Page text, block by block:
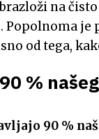
na
je
od tega,
%
90 %